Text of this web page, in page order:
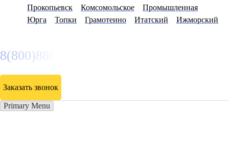
Прокопьевск
Комсомольское
Промышленная
Юрга
Топки Грамотеино Итатский Ижморский
8(800)886486
Заказать звонок
Primary Menu